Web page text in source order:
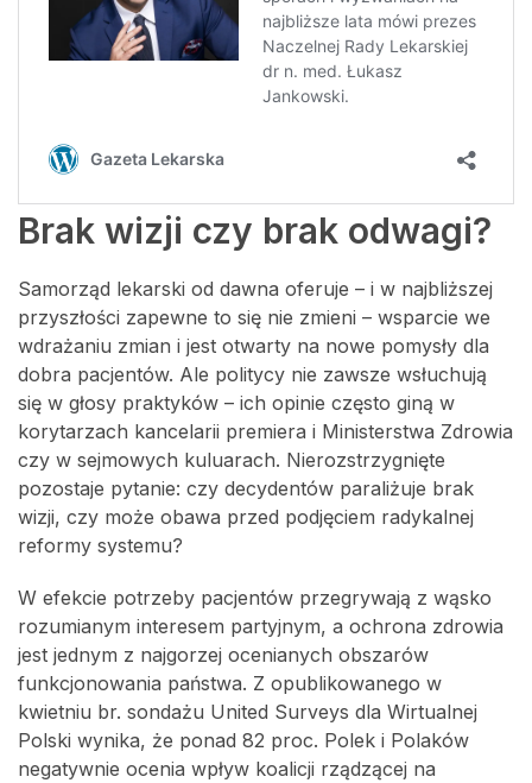
Brak wizji czy brak odwagi?
Samorząd lekarski od dawna oferuje – i w najbliższej
przyszłości zapewne to się nie zmieni – wsparcie we
wdrażaniu zmian i jest otwarty na nowe pomysły dla
dobra pacjentów. Ale politycy nie zawsze wsłuchują
się w głosy praktyków – ich opinie często giną w
korytarzach kancelarii premiera i Ministerstwa Zdrowia
czy w sejmowych kuluarach. Nierozstrzygnięte
pozostaje pytanie: czy decydentów paraliżuje brak
wizji, czy może obawa przed podjęciem radykalnej
reformy systemu?
W efekcie potrzeby pacjentów przegrywają z wąsko
rozumianym interesem partyjnym, a ochrona zdrowia
jest jednym z najgorzej ocenianych obszarów
funkcjonowania państwa. Z opublikowanego w
kwietniu br. sondażu United Surveys dla Wirtualnej
Polski wynika, że ponad 82 proc. Polek i Polaków
negatywnie ocenia wpływ koalicji rządzącej na